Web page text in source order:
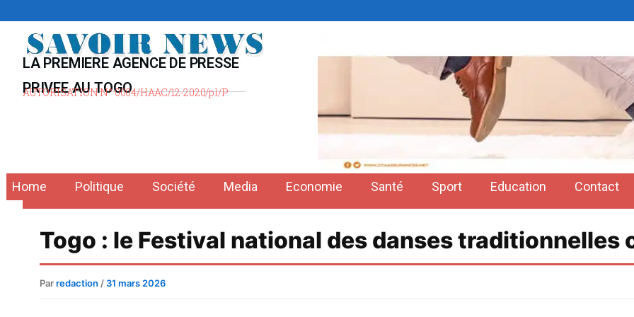
contenu
LA PREMIERE AGENCE DE PRESSE
PRIVEE AU TOGO
AUTORISATION N° 0004/HAAC/12-2020/pl/P
Home Politique Société Media Economie Santé Sport Education Contact
Togo : le Festival national des danses traditionnelles
Parredaction / 31 mars 2026